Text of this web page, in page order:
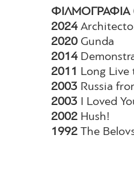
ΦΙΛΜΟΓΡΑΦΙΑ
2024
2020 Gunda
2014
2011 Long Live
2003 Russia
2003 I Loved
2002 Hush!
1992The